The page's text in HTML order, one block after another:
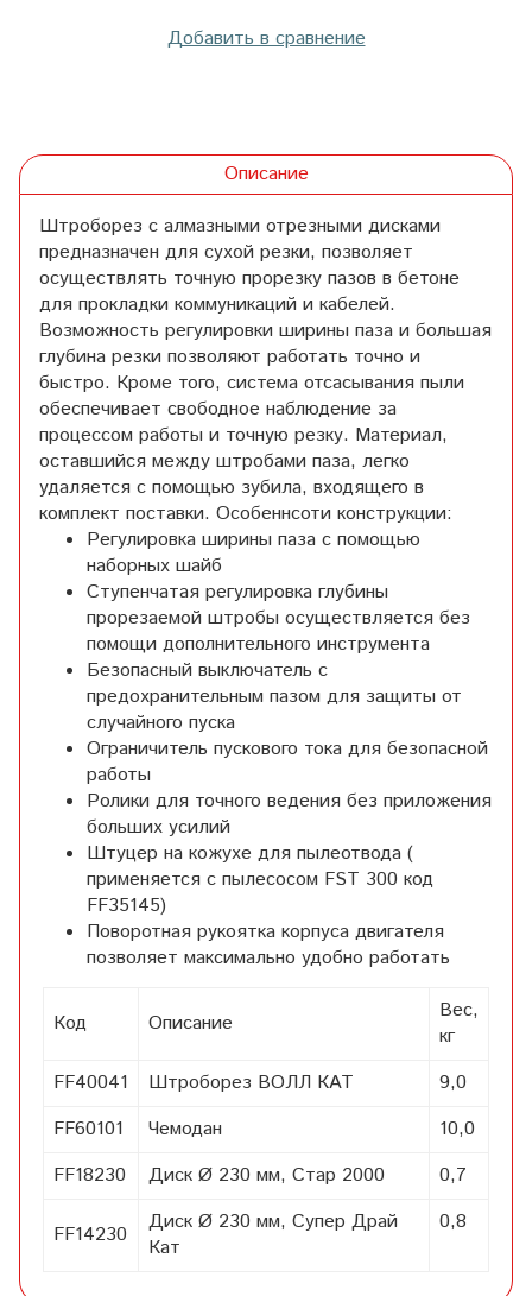
Добавить в сравнение
Описание
Штроборез с алмазными отрезными дисками
предназначен для сухой резки, позволяет
осуществлять точную прорезку пазов в бетоне
для прокладки коммуникаций и кабелей.
Возможность регулировки ширины паза и большая
глубина резки позволяют работать точно и
быстро. Кроме того, система отсасывания пыли
обеспечивает свободное наблюдение за
процессом работы и точную резку. Материал,
оставшийся между штробами паза, легко
удаляется с помощью зубила, входящего в
комплект поставки. Особеннсоти конструкции:
Регулировка ширины паза с помощью
наборных шайб
Ступенчатая регулировка глубины
прорезаемой штробы осуществляется без
помощи дополнительного инструмента
Безопасный выключатель с
предохранительным пазом для защиты от
случайного пуска
Ограничитель пускового тока для безопасной
работы
Ролики для точного ведения без приложения
больших усилий
Штуцер на кожухе для пылеотвода (
применяется с пылесосом FST 300 код
FF35145)
Поворотная рукоятка корпуса двигателя
позволяет максимально удобно работать
Код Описание
Вес,
кг
FF40041
Штроборез ВОЛЛ КАТ
9,0
FF60101
Чемодан
10,0
FF18230
Диск Ø 230 мм, Стар 2000 0,7
FF14230
Диск Ø 230 мм, Супер Драй
Кат
0,8